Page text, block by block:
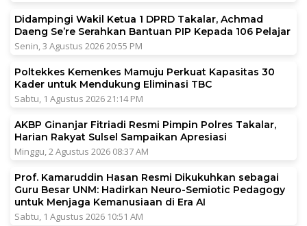
Didampingi Wakil Ketua 1 DPRD Takalar, Achmad
Daeng Se’re Serahkan Bantuan PIP Kepada 106 Pelajar
Senin, 3 Agustus 2026 20:55 PM
Poltekkes Kemenkes Mamuju Perkuat Kapasitas 30
Kader untuk Mendukung Eliminasi TBC
Sabtu, 1 Agustus 2026 21:14 PM
AKBP Ginanjar Fitriadi Resmi Pimpin Polres Takalar,
Harian Rakyat Sulsel Sampaikan Apresiasi
Minggu, 2 Agustus 2026 08:37 AM
Prof. Kamaruddin Hasan Resmi Dikukuhkan sebagai
Guru Besar UNM: Hadirkan Neuro-Semiotic Pedagogy
untuk Menjaga Kemanusiaan di Era AI
Sabtu, 1 Agustus 2026 10:51 AM